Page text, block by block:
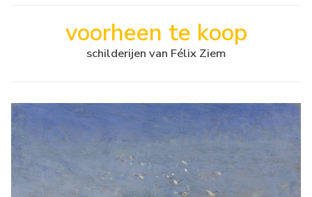
voorheen te koop
schilderijen van Félix Ziem